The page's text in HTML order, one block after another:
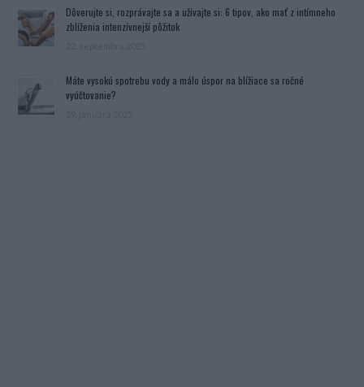
Dôverujte si, rozprávajte sa a užívajte si: 6 tipov, ako mať z intímneho
zblíženia intenzívnejší pôžitok
Máte vysokú spotrebu vody a málo úspor na blížiace sa ročné
vyúčtovanie?